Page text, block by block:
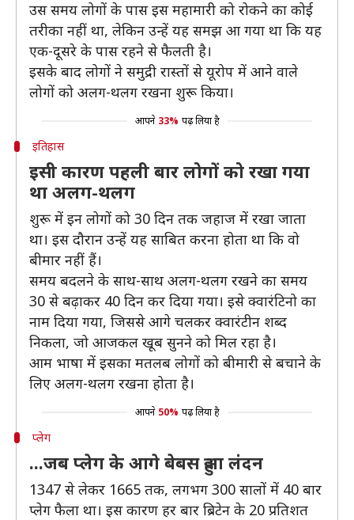
उस समय लोगों के पास इस महामारी को रोकने का कोई
तरीका नहीं था, लेकिन उन्हें यह समझ आ गया था कि यह
एक-दूसरे के पास रहने से फैलती है।
इसके बाद लोगों ने समुद्री रास्तों से यूरोप में आने वाले
लोगों को अलग-थलग रखना शुरू किया।
आपने 33% पढ़ लिया है
इतिहास
इसी कारण पहली बार लोगों को रखा गया
था अलग-थलग
शुरू में इन लोगों को 30 दिन तक जहाज में रखा जाता
था। इस दौरान उन्हें यह साबित करना होता था कि वो
बीमार नहीं हैं।
समय बदलने के साथ-साथ अलग-थलग रखने का समय
30 से बढ़ाकर 40 दिन कर दिया गया। इसे क्वारंटिनो का
नाम दिया गया, जिससे आगे चलकर क्वारंटीन शब्द
निकला, जो आजकल खूब सुनने को मिल रहा है।
आम भाषा में इसका मतलब लोगों को बीमारी से बचाने के
लिए अलग-थलग रखना होता है।
आपने 50% पढ़ लिया है
प्लेग
...जब प्लेग के आगे बेबस हुआ लंदन
1347 से लेकर 1665 तक, लगभग 300 सालों में 40 बार
प्लेग फैला था। इस कारण हर बार ब्रिटेन के 20 प्रतिशत